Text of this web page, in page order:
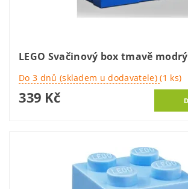
LEGO Svačinový box tmavě modrý
Do 3 dnů (skladem u dodavatele)(1 ks)
339 Kč